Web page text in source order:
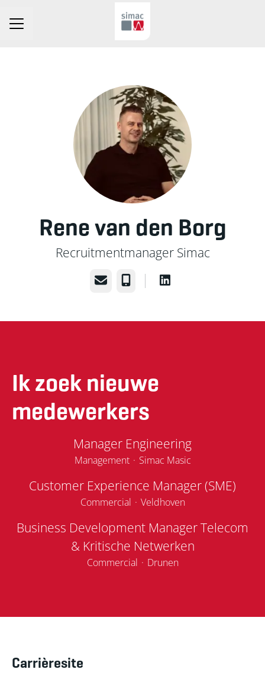
Carrièremenu
Rene van den Borg
Recruitmentmanager Simac
E-mailadresTelefoonnummer
Ik zoek nieuwe
medewerkers
Manager Engineering
Management · Simac Masic
Customer Experience Manager (SME)
Commercial · Veldhoven
Business Development Manager Telecom
& Kritische Netwerken
Commercial · Drunen
Carrièresite